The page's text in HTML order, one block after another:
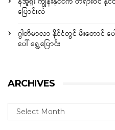
ပြောင်းလဲ
ဂွါတီမာလာ နိုင်ငံတွင် မီးတောင် ပ
ပေါ် ရွှေ့ပြောင်း
ARCHIVES